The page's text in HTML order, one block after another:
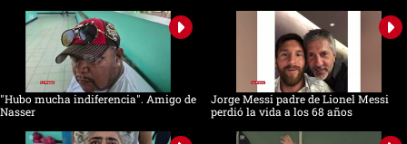
"Hubo mucha indiferencia". Amigo de
Nasser
Jorge Messi padre de Lionel Messi
perdió la vida a los 68 años